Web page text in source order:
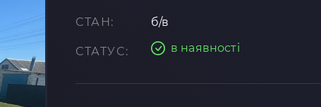
СТАН: б/в
СТАТУС: в наявності